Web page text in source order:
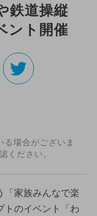
鉄道操縦
ント開催
場合がございま
ください。
「家族みんなで楽
トのイベント「わ